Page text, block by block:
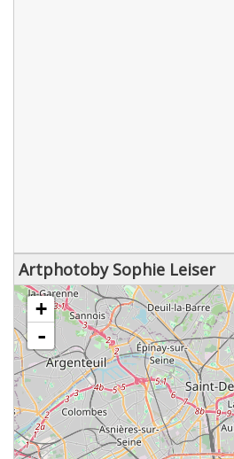
Artphotoby Sophie Leiser
chargement de la carte - veuillez patienter...
+
-